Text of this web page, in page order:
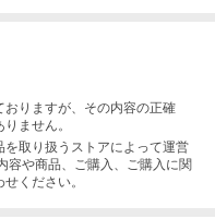
おりますが、その内容の正確
ません。
を取り扱うストアによって運営
容や商品、ご購入 、ご購入に関
ください。